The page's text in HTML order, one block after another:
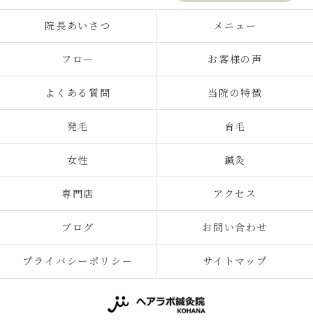
院長あいさつ メニュー
フロー お客様の声
よくある質問 当院の特徴
発毛 育毛
女性 鍼灸
専門店 アクセス
ブログ お問い合わせ
プライバシーポリシー サイトマップ